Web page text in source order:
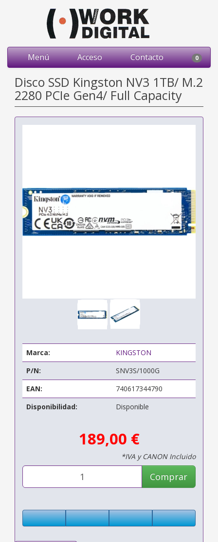
Menú Acceso Contacto 0
Disco SSD Kingston NV3 1TB/ M.2
2280 PCIe Gen4/ Full Capacity
Marca:
KINGSTON
P/N:
SNV3S/1000G
EAN:
740617344790
Disponibilidad:
Disponible
189,00 €
*IVA y CANON Incluido
Comprar